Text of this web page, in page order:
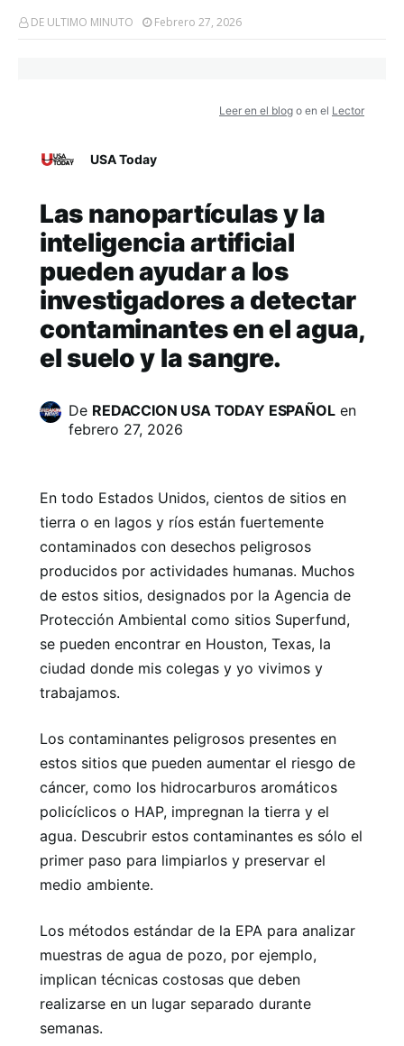
DE ULTIMO MINUTO Febrero 27, 2026
Leer en el blog o en el Lector
USA Today
Las nanopartículas y la
inteligencia artificial
pueden ayudar a los
investigadores a detectar
contaminantes en el agua,
el suelo y la sangre.
De REDACCION USA TODAY ESPAÑOLen
febrero 27, 2026
En todo Estados Unidos, cientos de sitios en
tierra o en lagos y ríos están fuertemente
contaminados con desechos peligrosos
producidos por actividades humanas. Muchos
de estos sitios, designados por la Agencia de
Protección Ambiental como sitios Superfund,
se pueden encontrar en Houston, Texas, la
ciudad donde mis colegas y yo vivimos y
trabajamos.
Los contaminantes peligrosos presentes en
estos sitios que pueden aumentar el riesgo de
cáncer, como los hidrocarburos aromáticos
policíclicos o HAP, impregnan la tierra y el
agua. Descubrir estos contaminantes es sólo el
primer paso para limpiarlos y preservar el
medio ambiente.
Los métodos estándar de la EPA para analizar
muestras de agua de pozo, por ejemplo,
implican técnicas costosas que deben
realizarse en un lugar separado durante
semanas.